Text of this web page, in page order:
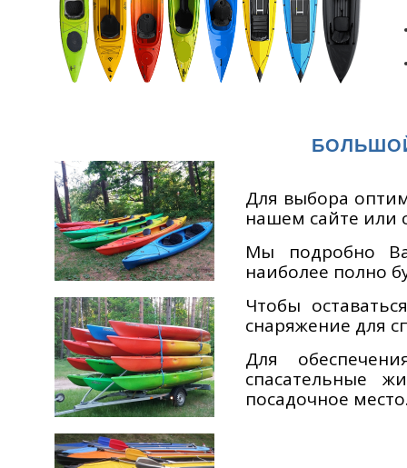
Для выбора
нашем сайте или
Мы подробно
наиболее полно
Чтобы
снаряжение для
Для
спасательные
посадочное